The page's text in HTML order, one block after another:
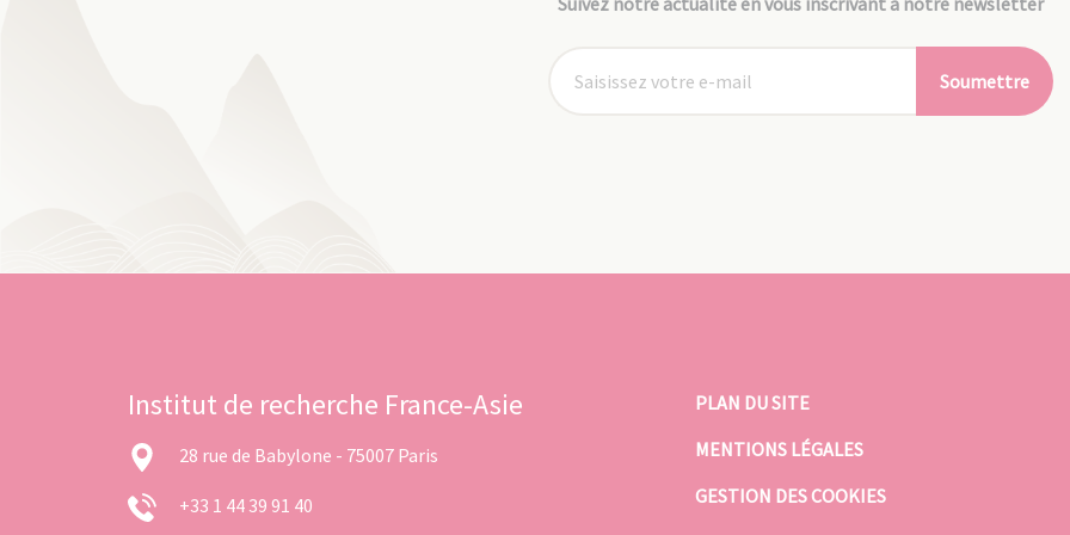
Soumettre
Institut de recherche France-Asie
28 rue de Babylone - 75007 Paris
+33 1 44 39 91 40
PLAN DU SITE
MENTIONS LÉGALES
GESTION DES COOKIES